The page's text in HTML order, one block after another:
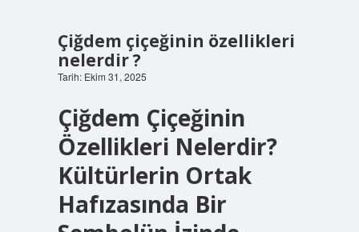
Çiğdem çiçeğinin özellikleri
nelerdir ?
Tarih: Ekim 31, 2025
Çiğdem Çiçeğinin
Özellikleri Nelerdir?
Kültürlerin Ortak
Hafızasında Bir